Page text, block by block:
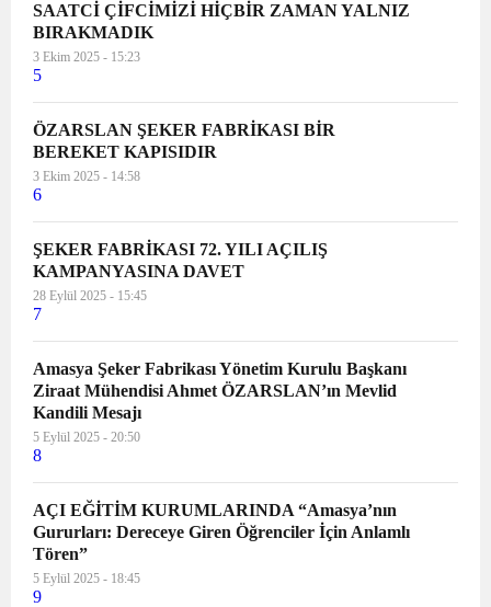
SAATCİ ÇİFCİMİZİ HİÇBİR ZAMAN YALNIZ
BIRAKMADIK
3 Ekim 2025 - 15:23
5
ÖZARSLAN ŞEKER FABRİKASI BİR
BEREKET KAPISIDIR
3 Ekim 2025 - 14:58
6
ŞEKER FABRİKASI 72. YILI AÇILIŞ
KAMPANYASINA DAVET
28 Eylül 2025 - 15:45
7
Amasya Şeker Fabrikası Yönetim Kurulu Başkanı
Ziraat Mühendisi Ahmet ÖZARSLAN’ın Mevlid
Kandili Mesajı
5 Eylül 2025 - 20:50
8
AÇI EĞİTİM KURUMLARINDA “Amasya’nın
Gururları: Dereceye Giren Öğrenciler İçin Anlamlı
Tören”
5 Eylül 2025 - 18:45
9